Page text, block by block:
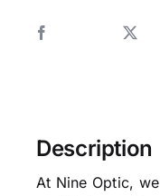
Description
At Nine Optic,